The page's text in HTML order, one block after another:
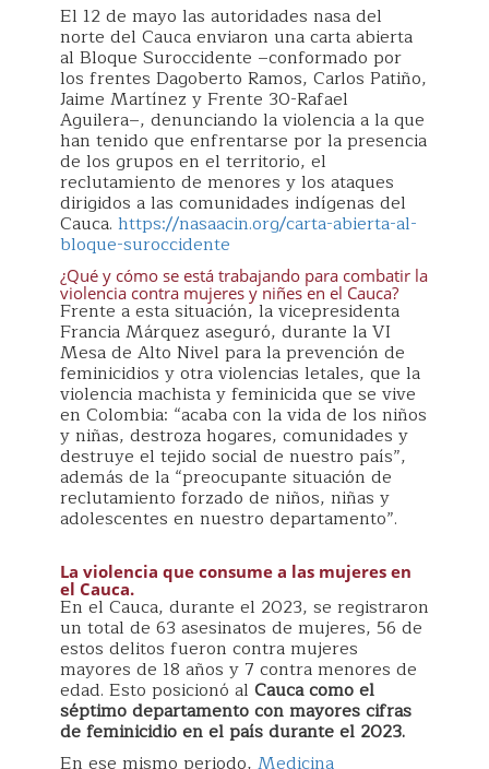
El 12 de mayo las autoridades nasa del
norte del Cauca enviaron una carta abierta
al Bloque Suroccidente –conformado por
los frentes Dagoberto Ramos, Carlos Patiño,
Jaime Martínez y Frente 30-Rafael
Aguilera–, denunciando la violencia a la que
han tenido que enfrentarse por la presencia
de los grupos en el territorio, el
reclutamiento de menores y los ataques
dirigidos a las comunidades indígenas del
Cauca. https://nasaacin.org/carta-abierta-al-
bloque-suroccidente
¿Qué y cómo se está trabajando para combatir la
violencia contra mujeres y niñes en el Cauca?
Frente a esta situación, la vicepresidenta
Francia Márquez aseguró, durante la VI
Mesa de Alto Nivel para la prevención de
feminicidios y otra violencias letales, que la
violencia machista y feminicida que se vive
en Colombia: “acaba con la vida de los niños
y niñas, destroza hogares, comunidades y
destruye el tejido social de nuestro país”,
además de la “preocupante situación de
reclutamiento forzado de niños, niñas y
adolescentes en nuestro departamento”.
La violencia que consume a las mujeres en
el Cauca.
En el Cauca, durante el 2023, se registraron
un total de 63 asesinatos de mujeres, 56 de
estos delitos fueron contra mujeres
mayores de 18 años y 7 contra menores de
edad. Esto posicionó al Cauca como el
séptimo departamento con mayores cifras
de feminicidio en el país durante el 2023.
En ese mismo periodo, Medicina